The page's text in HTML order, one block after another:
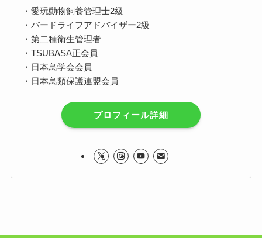
・愛玩動物飼養管理士2級
・バードライフアドバイザー2級
・第二種衛生管理者
・TSUBASA正会員
・日本鳥学会会員
・日本鳥類保護連盟会員
プロフィール詳細